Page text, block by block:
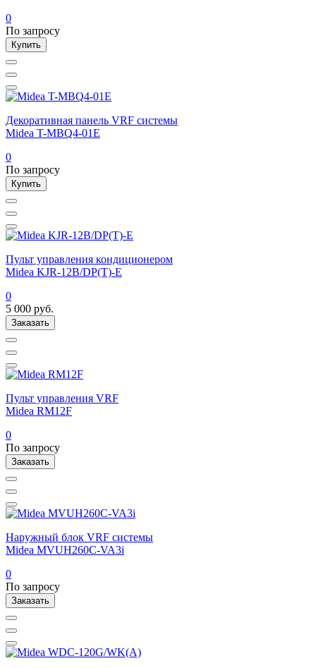
0
По запросу
Купить
Декоративная панель VRF системы
Midea T-MBQ4-01E
0
По запросу
Купить
Пульт управления кондиционером
Midea KJR-12B/DP(T)-E
0
5 000 руб.
Заказать
Пульт управления VRF
Midea RM12F
0
По запросу
Заказать
Наружный блок VRF системы
Midea MVUH260C-VA3i
0
По запросу
Заказать